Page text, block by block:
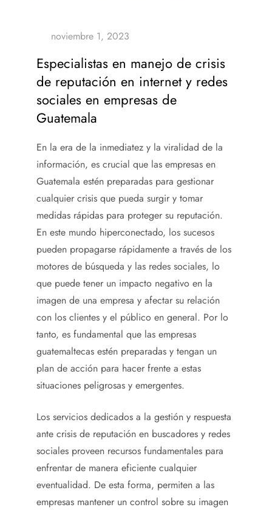
Especialistas en manejo de crisis
de reputación en internet y redes
sociales en empresas de
Guatemala
En la era de la inmediatez y la viralidad de la
información, es crucial que las empresas en
Guatemala estén preparadas para gestionar
cualquier crisis que pueda surgir y tomar
medidas rápidas para proteger su reputación.
En este mundo hiperconectado, los sucesos
pueden propagarse rápidamente a través de los
motores de búsqueda y las redes sociales, lo
que puede tener un impacto negativo en la
imagen de una empresa y afectar su relación
con los clientes y el público en general. Por lo
tanto, es fundamental que las empresas
guatemaltecas estén preparadas y tengan un
plan de acción para hacer frente a estas
situaciones peligrosas y emergentes.
Los servicios dedicados a la gestión y respuesta
ante crisis de reputación en buscadores y redes
sociales proveen recursos fundamentales para
enfrentar de manera eficiente cualquier
eventualidad. De esta forma, permiten a las
empresas mantener un control sobre su imagen